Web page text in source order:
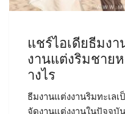
แชร์ไอเดียธีมง
งานแต่งริมชาย
างไร
ธีมงานแต่งงานริมทะเล
จัดงานแต่งงานในปัจจุบั